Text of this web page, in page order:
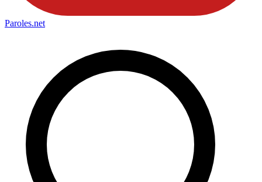
Paroles.net